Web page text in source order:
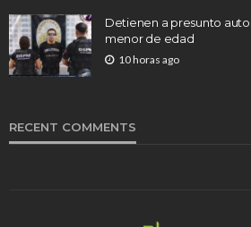
Detienen a presunto
menor de edad
10 horas ago
RECENT COMMENTS